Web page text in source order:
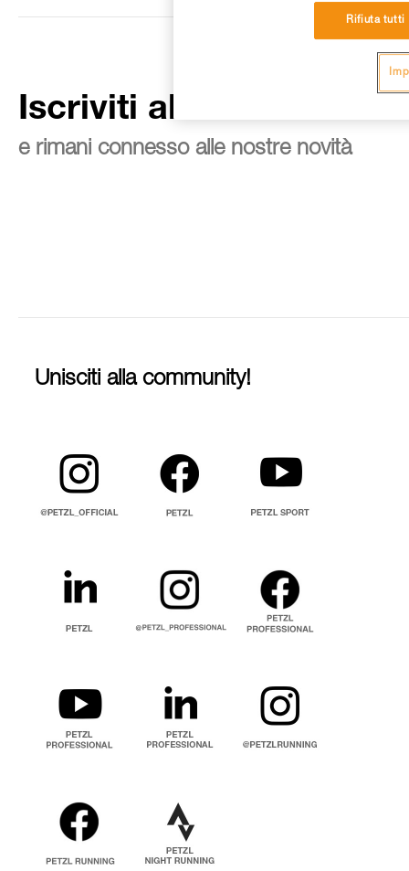
Iscriviti alla newsletter
e rimani connesso alle nostre novità
Unisciti alla community!
Rifiuta tutti